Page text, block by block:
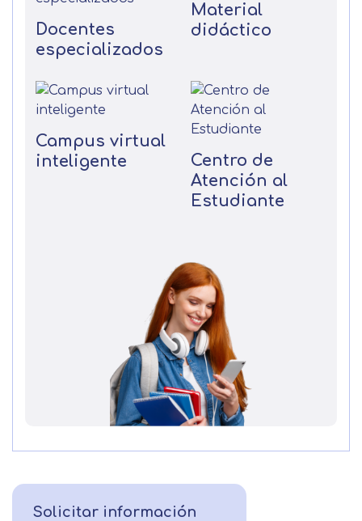
Docentes
especializados
Material
didáctico
Campus virtual
inteligente
Centro de
Atención al
Estudiante
Solicitar información